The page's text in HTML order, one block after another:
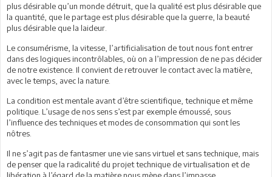
plus désirable qu’un monde détruit, que la qualité est plus désirable que
la quantité, que le partage est plus désirable que la guerre, la beauté
plus désirable que la laideur.
Le consumérisme, la vitesse, l’artificialisation de tout nous font entrer
dans des logiques incontrôlables, où on a l’impression de ne pas décider
de notre existence. Il convient de retrouver le contact avec la matière,
avec le temps, avec la nature.
La condition est mentale avant d’être scientifique, technique et même
politique. L’usage de nos sens s’est par exemple émoussé, sous
l’influence des techniques et modes de consommation qui sont les
nôtres.
Il ne s’agit pas de fantasmer une vie sans virtuel et sans technique, mais
de penser que la radicalité du projet technique de virtualisation et de